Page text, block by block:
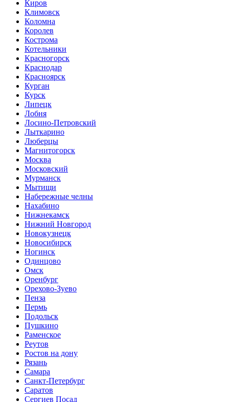
Киров
Климовск
Коломна
Королев
Кострома
Котельники
Красногорск
Краснодар
Красноярск
Курган
Курск
Липецк
Лобня
Лосино-Петровский
Лыткарино
Люберцы
Магнитогорск
Москва
Московский
Мурманск
Мытищи
Набережные челны
Нахабино
Нижнекамск
Нижний Новгород
Новокузнецк
Новосибирск
Ногинск
Одинцово
Омск
Оренбург
Орехово-Зуево
Пенза
Пермь
Подольск
Пушкино
Раменское
Реутов
Ростов на дону
Рязань
Самара
Санкт-Петербург
Саратов
Сергиев Посад